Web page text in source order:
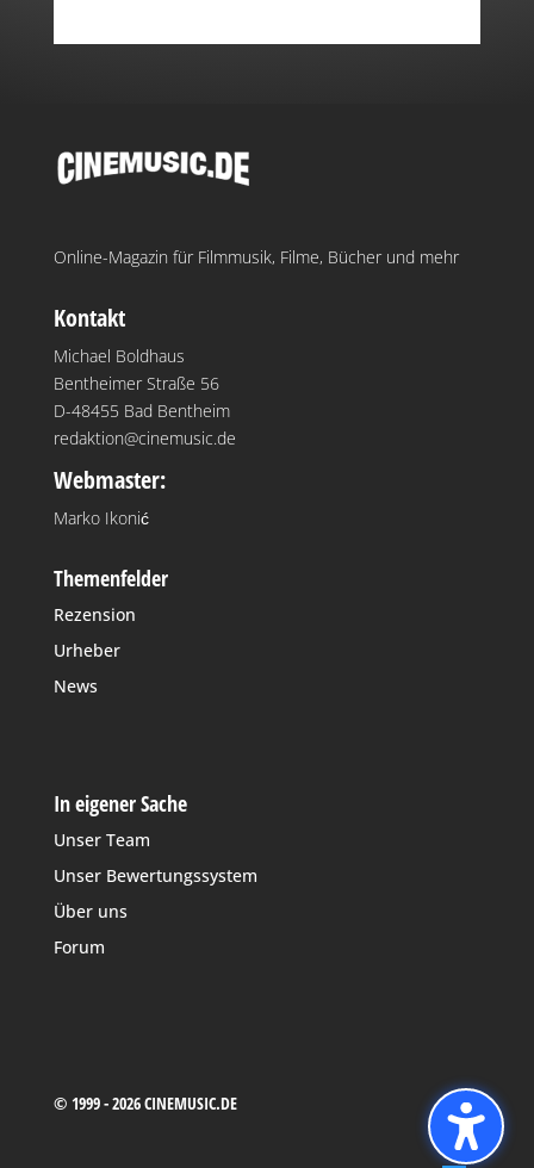
Online-Magazin für Filmmusik, Filme, Bücher und mehr
Kontakt
Michael Boldhaus
Bentheimer Straße 56
D-48455 Bad Bentheim
redaktion@cinemusic.de
Webmaster:
Marko Ikonić
Themenfelder
Rezension
Urheber
News
In eigener Sache
Unser Team
Unser Bewertungssystem
Über uns
Forum
© 1999 - 2026 CINEMUSIC.DE